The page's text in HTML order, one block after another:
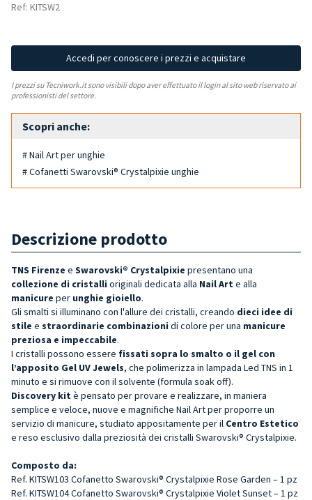
Ref: KITSW2
Accedi per conoscere i prezzi e acquistare
I prezzi su Tecniwork.it sono visibili dopo aver effettuato il login al sito web riservato ai
professionisti del settore.
Scopri anche:
# Nail Art per unghie
# Cofanetti Swarovski® Crystalpixie unghie
Descrizione prodotto
TNS Firenze e Swarovski® Crystalpixie presentano una
collezione di cristalli originali dedicata alla Nail Art e alla
manicure per unghie gioiello.
Gli smalti si illuminano con l'allure dei cristalli, creando dieci idee di
stile e straordinarie combinazioni di colore per una manicure
preziosa e impeccabile.
I cristalli possono essere fissati sopra lo smalto o il gel con
l’apposito Gel UV Jewels, che polimerizza in lampada Led TNS in 1
minuto e si rimuove con il solvente (formula soak off).
Discovery kit è pensato per provare e realizzare, in maniera
semplice e veloce, nuove e magnifiche Nail Art per proporre un
servizio di manicure, studiato appositamente per il Centro Estetico
e reso esclusivo dalla preziosità dei cristalli Swarovski® Crystalpixie.
Composto da:
Ref. KITSW103 Cofanetto Swarovski® Crystalpixie Rose Garden – 1 pz
Ref. KITSW104 Cofanetto Swarovski® Crystalpixie Violet Sunset– 1 pz